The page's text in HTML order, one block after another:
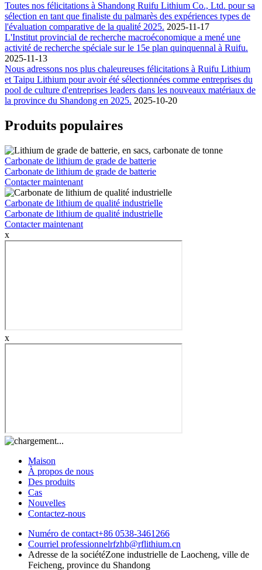
Toutes nos félicitations à Shandong Ruifu Lithium Co., Ltd. pour sa
sélection en tant que finaliste du palmarès des expériences types de
l'évaluation comparative de la qualité 2025. 2025-11-17
L'Institut provincial de recherche macroéconomique a mené une
activité de recherche spéciale sur le 15e plan quinquennal à Ruifu.
2025-11-13
Nous adressons nos plus chaleureuses félicitations à Ruifu Lithium
et Taipu Lithium pour avoir été sélectionnées comme entreprises du
pool de culture d'entreprises leaders dans les nouveaux matériaux de
la province du Shandong en 2025. 2025-10-20
Produits populaires
Carbonate de lithium de grade de batterie
Carbonate de lithium de grade de batterie
Contacter maintenant
Carbonate de lithium de qualité industrielle
Carbonate de lithium de qualité industrielle
Contacter maintenant
x
x
Maison
À propos de nous
Des produits
Cas
Nouvelles
Contactez-nous
Numéro de contact+86 0538-3461266
Courriel professionnelrfzhb@rflithium.cn
Adresse de la sociétéZone industrielle de Laocheng, ville de
Feicheng, province du Shandong